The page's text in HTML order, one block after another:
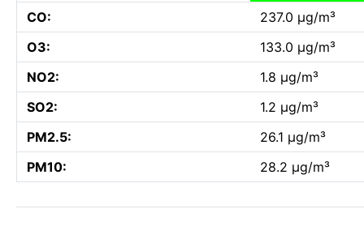
CO:
237.0 µg/m³
O3:
133.0 µg/m³
NO2:
1.8 µg/m³
SO2:
1.2 µg/m³
PM2.5:
26.1 µg/m³
PM10:
28.2 µg/m³